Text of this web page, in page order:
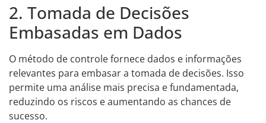
2. Tomada de Decisões
Embasadas em Dados
O método de controle fornece dados e informações
relevantes para embasar a tomada de decisões. Isso
permite uma análise mais precisa e fundamentada,
reduzindo os riscos e aumentando as chances de
sucesso.